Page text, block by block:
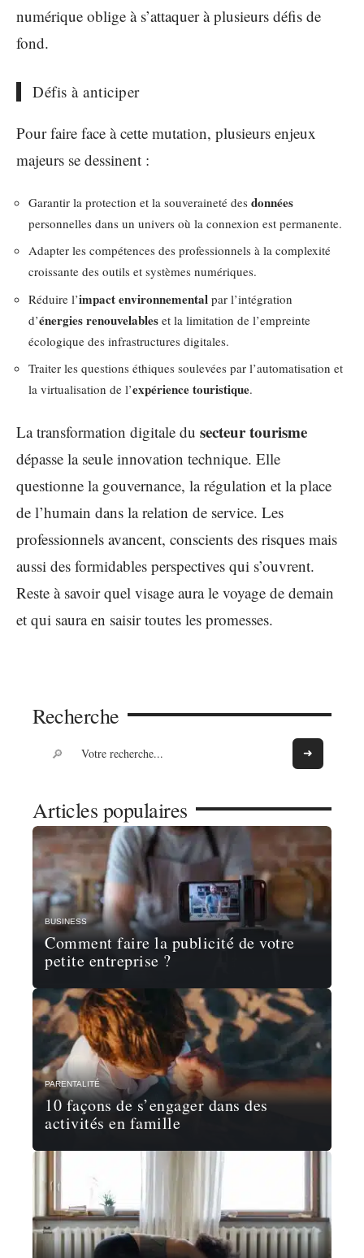
numérique oblige à s’attaquer à plusieurs défis de
fond.
Défis à anticiper
Pour faire face à cette mutation, plusieurs enjeux
majeurs se dessinent :
Garantir la protection et la souveraineté des données
personnelles dans un univers où la connexion est permanente.
Adapter les compétences des professionnels à la complexité
croissante des outils et systèmes numériques.
Réduire l’impact environnemental par l’intégration
d’énergies renouvelables et la limitation de l’empreinte
écologique des infrastructures digitales.
Traiter les questions éthiques soulevées par l’automatisation et
la virtualisation de l’expérience touristique.
La transformation digitale du secteur tourisme
dépasse la seule innovation technique. Elle
questionne la gouvernance, la régulation et la place
de l’humain dans la relation de service. Les
professionnels avancent, conscients des risques mais
aussi des formidables perspectives qui s’ouvrent.
Reste à savoir quel visage aura le voyage de demain
et qui saura en saisir toutes les promesses.
Recherche
Articles populaires
BUSINESS
Comment faire la publicité de votre
petite entreprise ?
PARENTALITÉ
10 façons de s’engager dans des
activités en famille